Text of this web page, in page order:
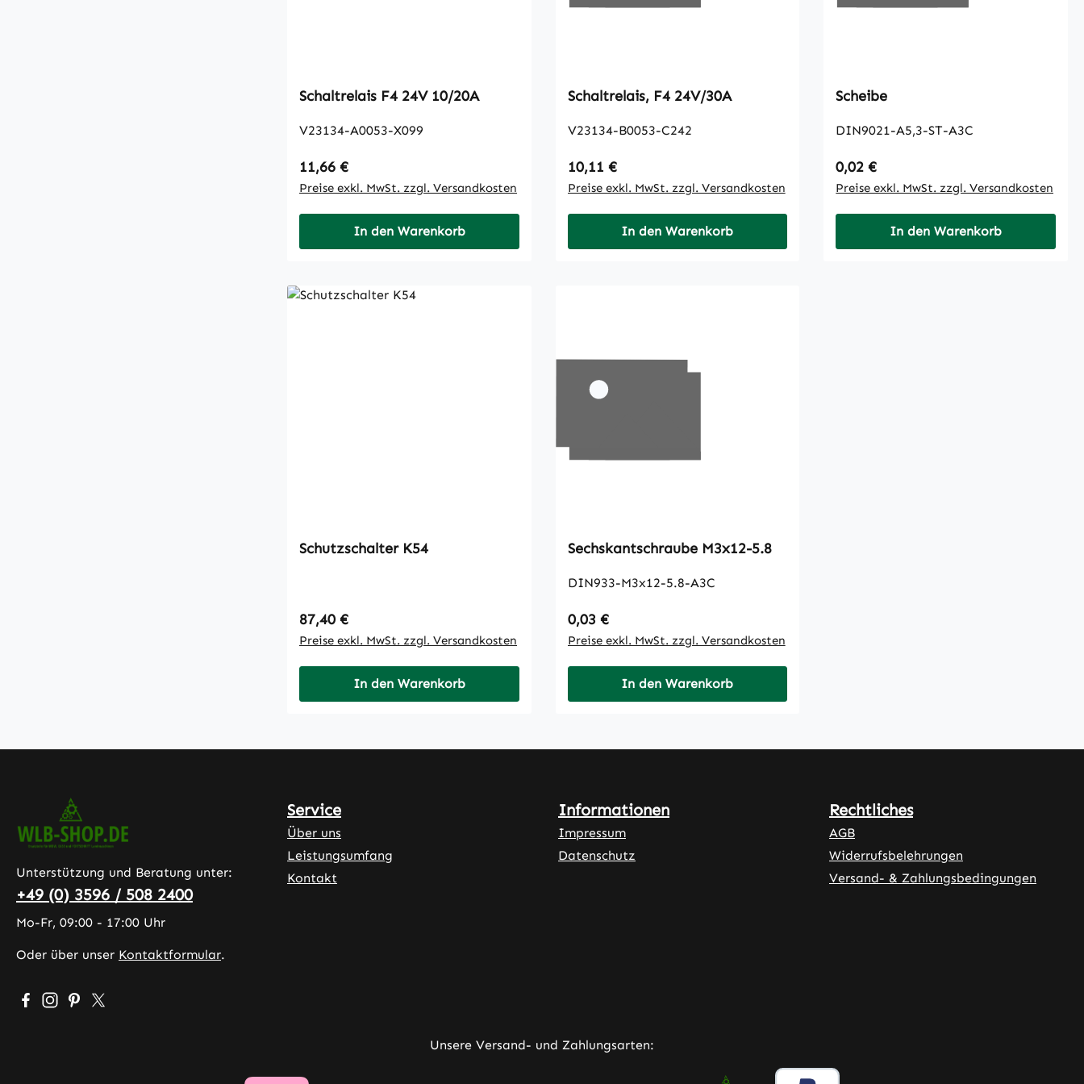
Schaltrelais F4 24V 10/20A
V23134-A0053-X099
Regulärer Preis:
11,66 €
Preise exkl. MwSt. zzgl. Versandkosten
In den Warenkorb
Schaltrelais, F4 24V/30A
V23134-B0053-C242
Regulärer Preis:
10,11 €
Preise exkl. MwSt. zzgl. Versandkosten
In den Warenkorb
Scheibe
DIN9021-A5,3-ST-A3C
Regulärer Preis:
0,02 €
Preise exkl. MwSt. zzgl. Versandkosten
In den Warenkorb
Schutzschalter K54
Regulärer Preis:
87,40 €
Preise exkl. MwSt. zzgl. Versandkosten
In den Warenkorb
Sechskantschraube M3x12-5.8
DIN933-M3x12-5.8-A3C
Regulärer Preis:
0,03 €
Preise exkl. MwSt. zzgl. Versandkosten
In den Warenkorb
Unterstützung und Beratung unter:
+49 (0) 3596 / 508 2400
Mo-Fr, 09:00 - 17:00 Uhr
Oder über unser Kontaktformular.
Besuche uns auf Facebook – öffnet in neuem Tab (externer Link)
Schau auf Instagram vorbei – öffnet in neuem Tab (externer Link)
Lass dich auf Pinterest inspirieren – öffnet in neuem Tab (externer Link)
Folge uns auf X – öffnet in neuem Tab (externer Link)
Service
Über uns
Leistungsumfang
Kontakt
Informationen
Impressum
Datenschutz
Rechtliches
AGB
Widerrufsbelehrungen
Versand- & Zahlungsbedingungen
Unsere Versand- und Zahlungsarten: